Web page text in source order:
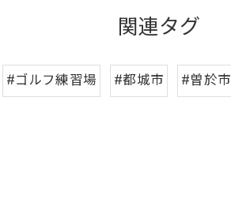
関連タグ
#ゴルフ練習場 #都城市 #曽於市